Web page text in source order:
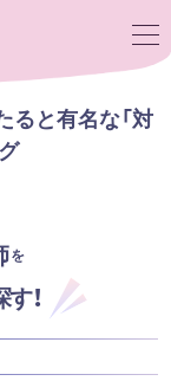
ると有名な「対
を
！